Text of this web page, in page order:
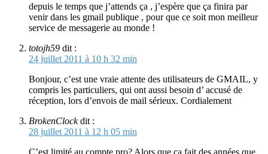
depuis le temps que j’attends ça , j’espère que ça finira par
venir dans les gmail publique , pour que ce soit mon meilleur
service de messagerie au monde !
totojh59 dit :
24 juillet 2011 à 10 h 32 min
Bonjour, c’est une vraie attente des utilisateurs de GMAIL, y
compris les particuliers, qui ont aussi besoin d’ accusé de
réception, lors d’envois de mail sérieux. Cordialement
BrokenClock dit :
28 juillet 2011 à 12 h 05 min
C’est limité au compte pro? Alors que ça fait des années que